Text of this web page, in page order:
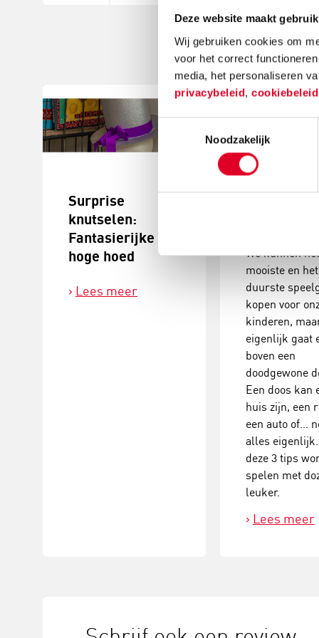
Deze website maakt
Wij gebruiken cookies om
voor het correct
media, het personaliseren
privacybeleid, cookiebeleid
Noodzakelijk
Surprise
knutselen:
Fantasierijke
hoge hoed
Lees meer
We kunnen het
mooiste en het
duurste
kopen voor
kinderen,
eigenlijk gaat
boven een
doodgewone
Een doos kan
huis zijn, een
een auto of…
alles
deze 3 tips
spelen met
leuker.
Lees meer